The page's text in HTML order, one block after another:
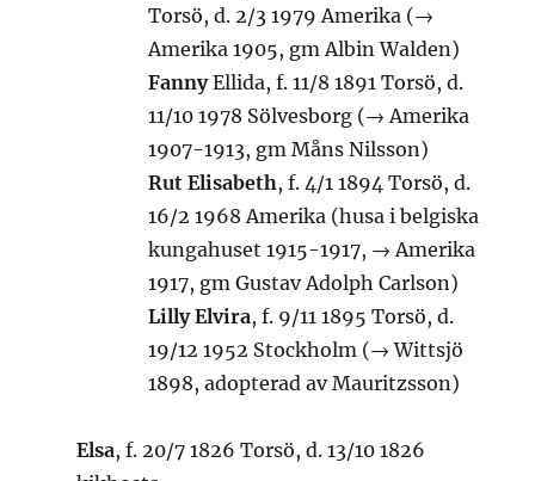
Torsö, d. 2/3 1979 Amerika (→
Amerika 1905, gm Albin Walden)
FannyEllida, f. 11/8 1891 Torsö, d.
11/10 1978 Sölvesborg (→ Amerika
1907-1913, gm Måns Nilsson)
Rut Elisabeth, f. 4/1 1894 Torsö, d.
16/2 1968 Amerika (husa i belgiska
kungahuset 1915-1917, → Amerika
1917, gm Gustav Adolph Carlson)
Lilly Elvira, f. 9/11 1895 Torsö, d.
19/12 1952 Stockholm (→ Wittsjö
1898, adopterad av Mauritzsson)
Elsa, f. 20/7 1826 Torsö, d. 13/10 1826